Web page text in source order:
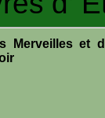
Merveilles et